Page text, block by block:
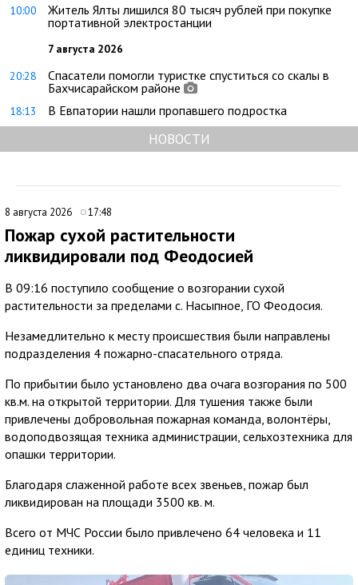
10:00
Житель Ялты лишился 80 тысяч рублей при покупке
портативной электростанции
7 августа 2026
20:28
Спасатели помогли туристке спуститься со скалы в
Бахчисарайском районе
18:13 В Евпатории нашли пропавшего подростка
НОВОСТИ
8 августа 2026 17:48
Пожар сухой растительности
ликвидировали под Феодосией
В 09:16 поступило сообщение о возгорании сухой
растительности за пределами с. Насыпное, ГО Феодосия.
Незамедлительно к месту происшествия были направлены
подразделения 4 пожарно-спасательного отряда.
По прибытии было установлено два очага возгорания по 500
кв.м. на открытой территории. Для тушения также были
привлечены добровольная пожарная команда, волонтёры,
водоподвозящая техника администрации, сельхозтехника для
опашки территории.
Благодаря слаженной работе всех звеньев, пожар был
ликвидирован на площади 3500 кв. м.
Всего от МЧС России было привлечено 64 человека и 11
единиц техники.